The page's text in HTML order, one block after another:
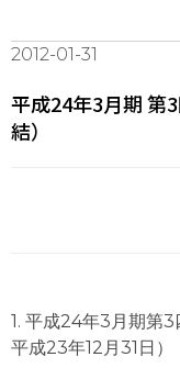
2012-01-31
平成24年3月期 第
結）
1. 平成24年3月期第
平成23年12月31日）